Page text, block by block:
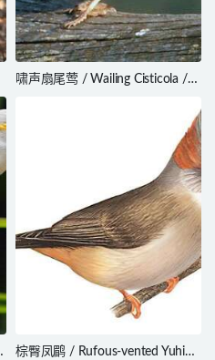
啸声扇尾莺 / Wailing Cisticola /
棕臀凤鹛 / Rufous-vented Yuhina